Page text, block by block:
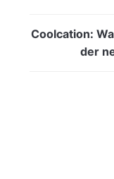
Coolcation:
der